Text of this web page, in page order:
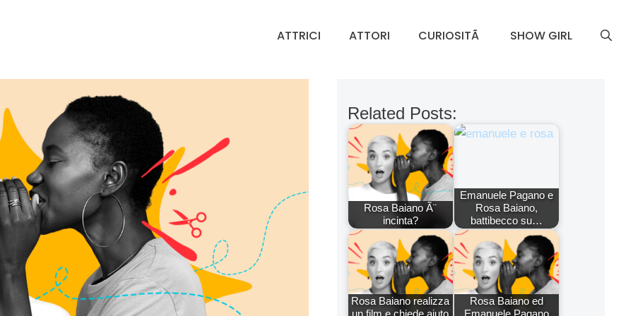
ATTRICI ATTORI CURIOSITÃ SHOW GIRL
Related Posts:
Rosa Baiano Ã¨
incinta?
Emanuele Pagano e
Rosa Baiano,
battibecco su…
Rosa Baiano realizza
Rosa Baiano ed